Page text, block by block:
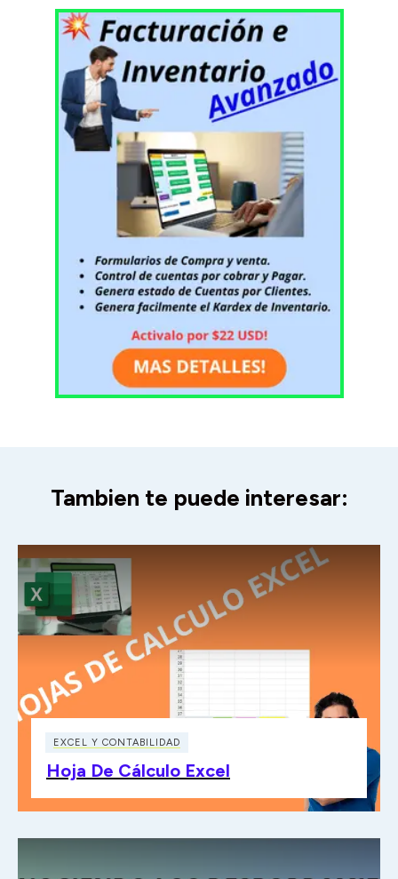
Tambien te puede interesar:
EXCEL Y CONTABILIDAD
Hoja De Cálculo Excel